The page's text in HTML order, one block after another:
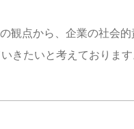
観点から、企業の社会
きたいと考えております